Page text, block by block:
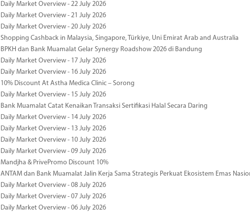
Daily Market Overview - 22 July 2026
Daily Market Overview - 21 July 2026
Daily Market Overview - 20 July 2026
Shopping Cashback in Malaysia, Singapore, Türkiye, Uni Emirat Arab and Australia
BPKH dan Bank Muamalat Gelar Synergy Roadshow 2026 di Bandung
Daily Market Overview - 17 July 2026
Daily Market Overview - 16 July 2026
10% Discount At Astha Medica Clinic – Sorong
Daily Market Overview - 15 July 2026
Bank Muamalat Catat Kenaikan Transaksi Sertifikasi Halal Secara Daring
Daily Market Overview - 14 July 2026
Daily Market Overview - 13 July 2026
Daily Market Overview - 10 July 2026
Daily Market Overview - 09 July 2026
Mandjha & PrivePromo Discount 10%
ANTAM dan Bank Muamalat Jalin Kerja Sama Strategis Perkuat Ekosistem Emas
Daily Market Overview - 08 July 2026
Daily Market Overview - 07 July 2026
Daily Market Overview - 06 July 2026